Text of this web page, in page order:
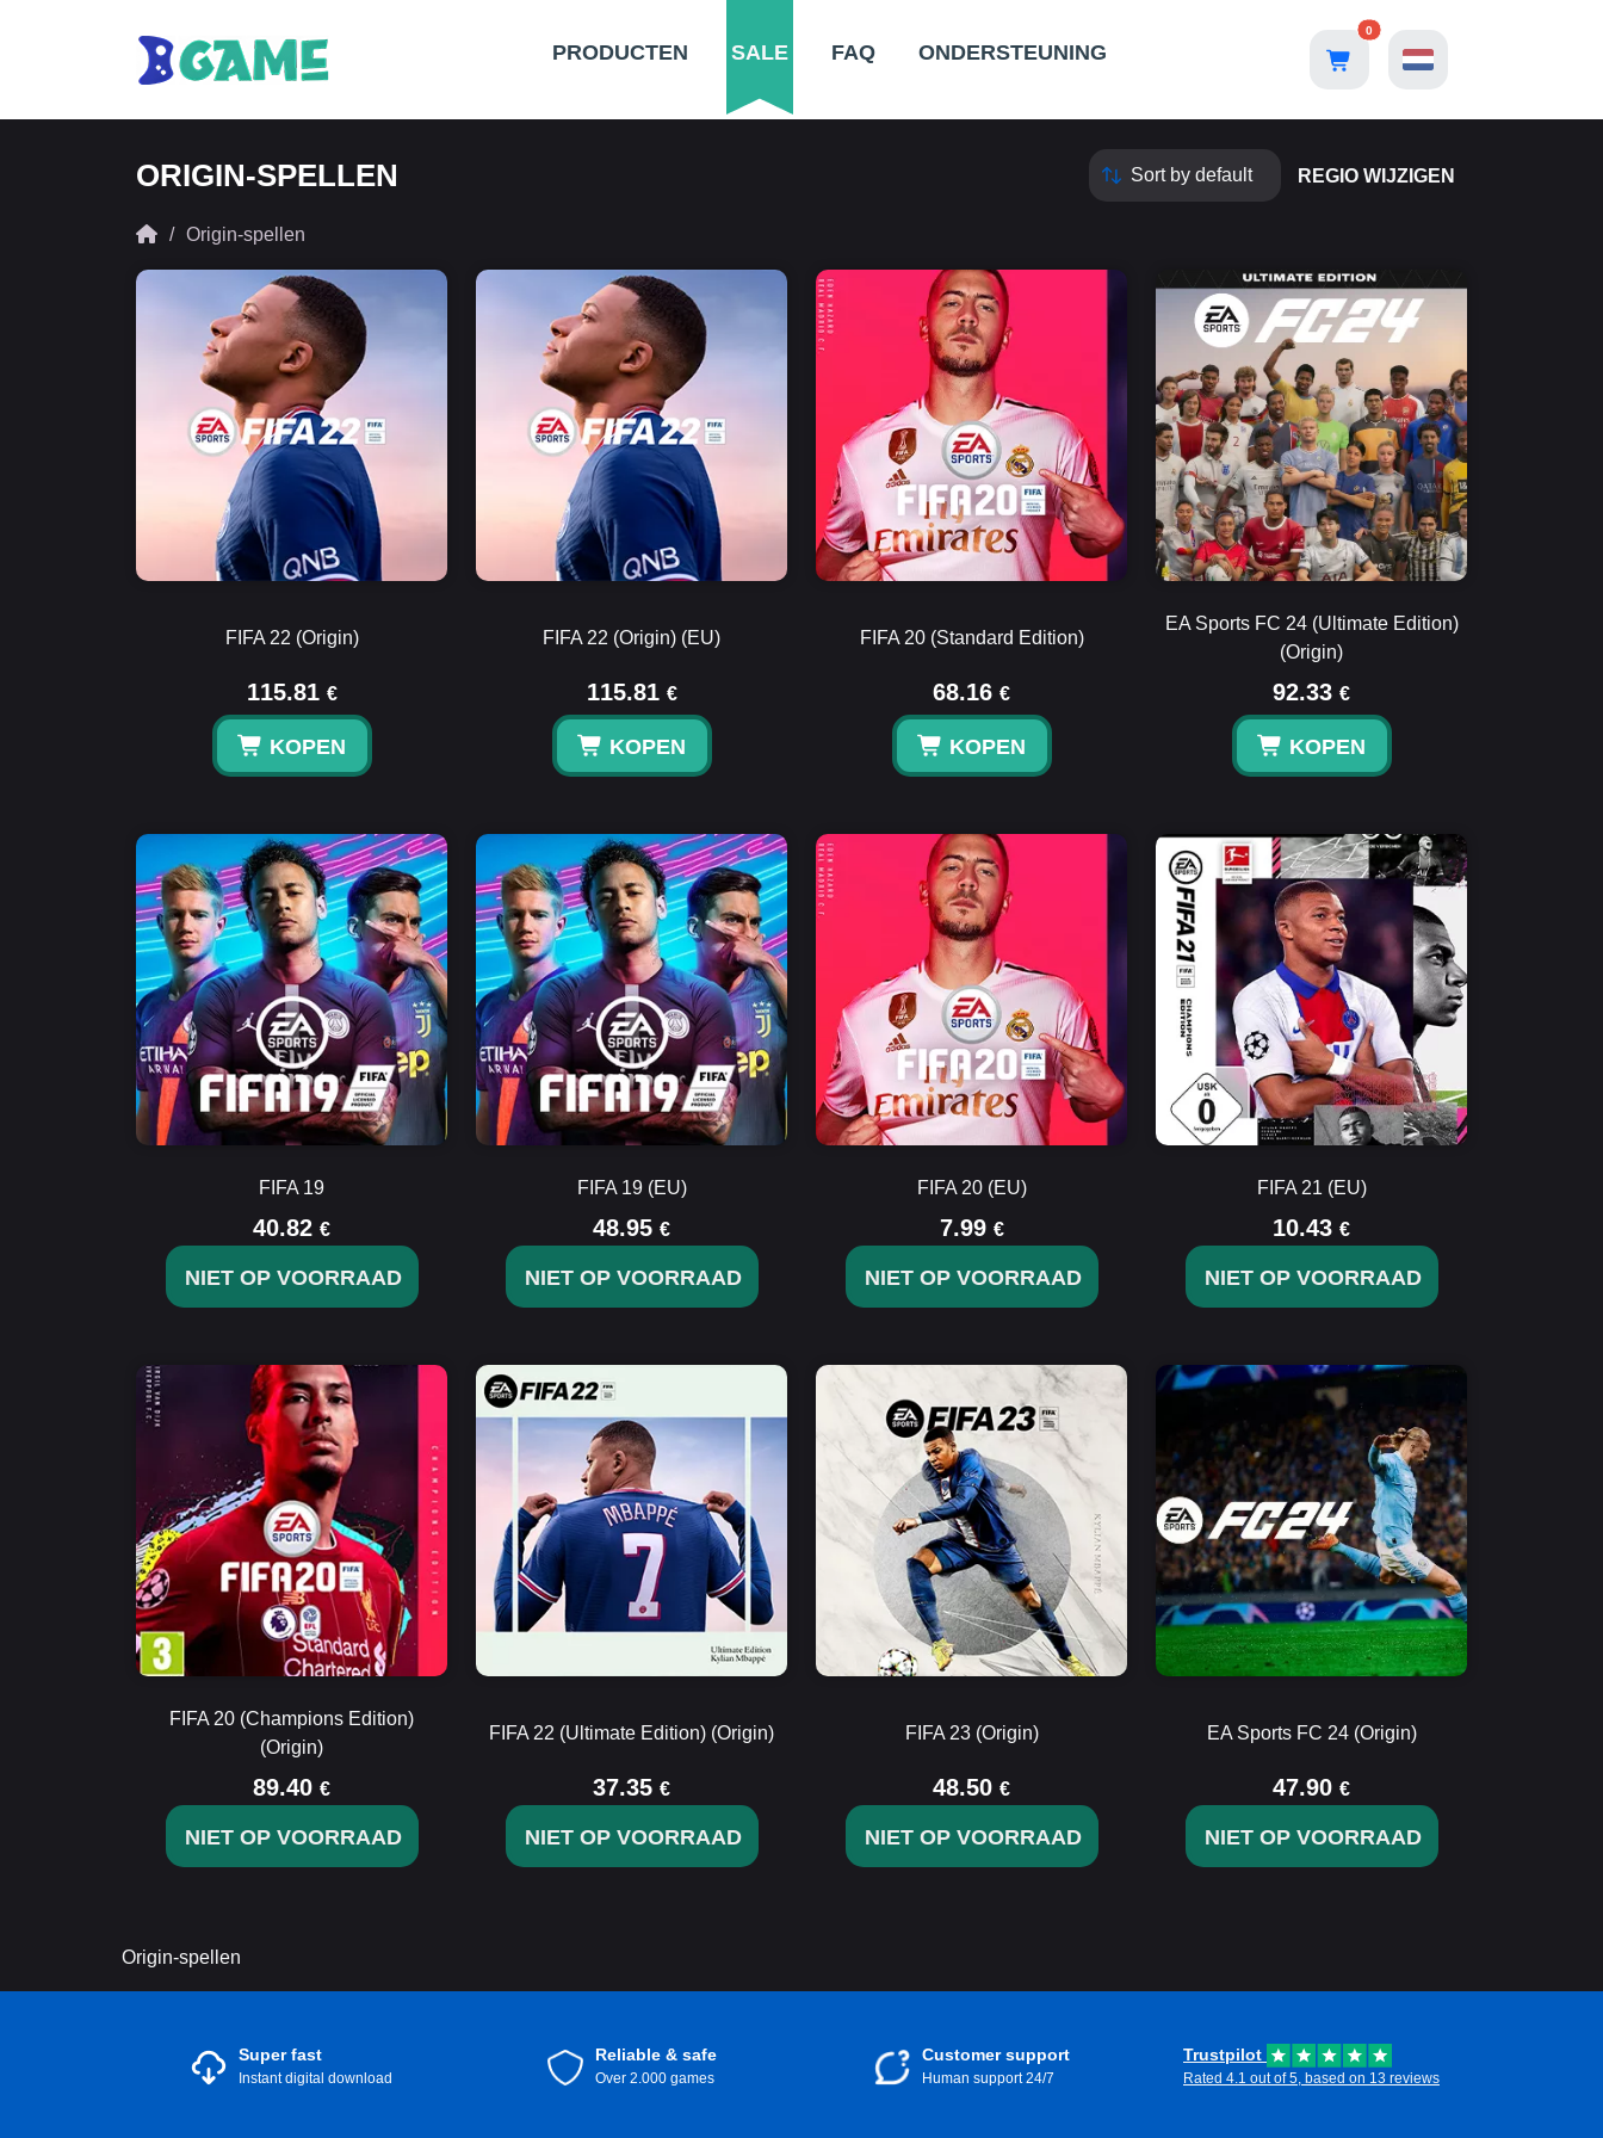
PRODUCTEN SALE FAQ ONDERSTEUNING
0
ORIGIN-SPELLEN REGIO WIJZIGEN
Origin-spellen
FIFA 22 (Origin)
115.81 €
KOPEN
FIFA 22 (Origin) (EU)
115.81 €
KOPEN
FIFA 20 (Standard Edition)
68.16 €
KOPEN
EA Sports FC 24 (Ultimate Edition)
(Origin)
92.33 €
KOPEN
FIFA 19
40.82 €
NIET OP VOORRAAD
FIFA 19 (EU)
48.95 €
NIET OP VOORRAAD
FIFA 20 (EU)
7.99 €
NIET OP VOORRAAD
FIFA 21 (EU)
10.43 €
NIET OP VOORRAAD
FIFA 20 (Champions Edition)
(Origin)
89.40 €
NIET OP VOORRAAD
FIFA 22 (Ultimate Edition) (Origin)
37.35 €
NIET OP VOORRAAD
FIFA 23 (Origin)
48.50 €
NIET OP VOORRAAD
EA Sports FC 24 (Origin)
47.90 €
NIET OP VOORRAAD
Origin-spellen
Super fast
Instant digital download
Reliable & safe
Over 2.000 games
Customer support
Human support 24/7
Trustpilot
Rated 4.1 out of 5, based on 13 reviews